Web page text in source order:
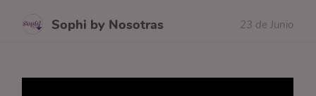
Sophi by Nosotras 23 de Junio